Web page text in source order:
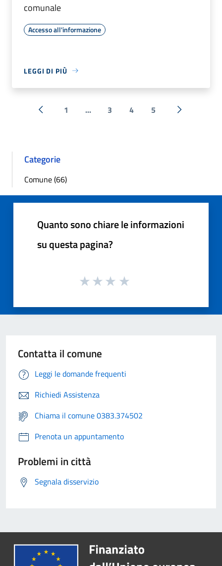
comunale
Accesso all'informazione
LEGGI DI PIÙ
« Precedente
1 ... 3 4 5 Successiva
Categorie
Comune (66)
Quanto sono chiare le informazioni
su questa pagina?
Contatta il comune
Leggi le domande frequenti
Richiedi Assistenza
Chiama il comune 0383.374502
Prenota un appuntamento
Problemi in città
Segnala disservizio